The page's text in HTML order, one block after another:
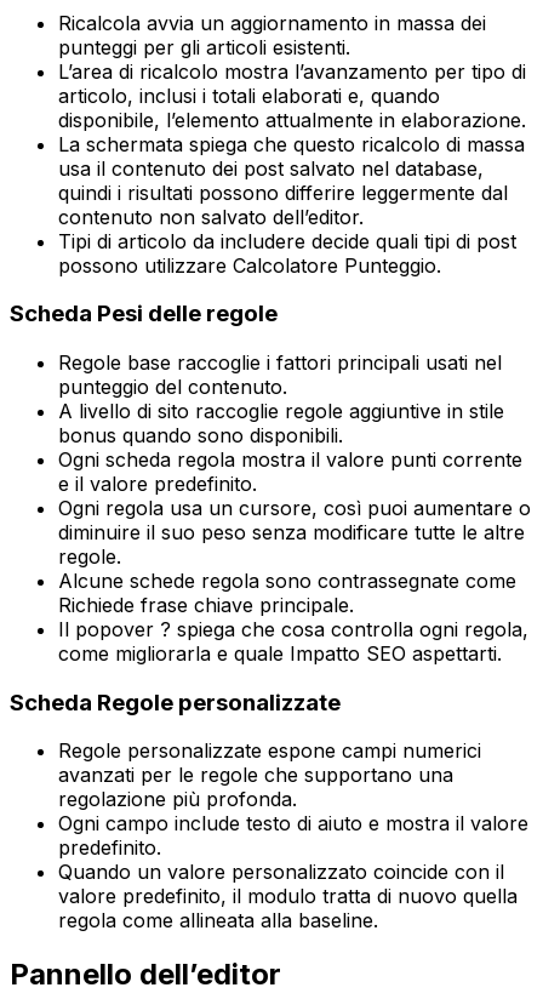
Ricalcola avvia un aggiornamento in massa dei
punteggi per gli articoli esistenti.
L’area di ricalcolo mostra l’avanzamento per tipo di
articolo, inclusi i totali elaborati e, quando
disponibile, l’elemento attualmente in elaborazione.
La schermata spiega che questo ricalcolo di massa
usa il contenuto dei post salvato nel database,
quindi i risultati possono differire leggermente dal
contenuto non salvato dell’editor.
Tipi di articolo da includere decide quali tipi di post
possono utilizzare Calcolatore Punteggio.
Scheda Pesi delle regole
Regole base raccoglie i fattori principali usati nel
punteggio del contenuto.
A livello di sito raccoglie regole aggiuntive in stile
bonus quando sono disponibili.
Ogni scheda regola mostra il valore punti corrente
e il valore predefinito.
Ogni regola usa un cursore, così puoi aumentare o
diminuire il suo peso senza modificare tutte le altre
regole.
Alcune schede regola sono contrassegnate come
Richiede frase chiave principale.
Il popover ? spiega che cosa controlla ogni regola,
come migliorarla e quale Impatto SEO aspettarti.
Scheda Regole personalizzate
Regole personalizzate espone campi numerici
avanzati per le regole che supportano una
regolazione più profonda.
Ogni campo include testo di aiuto e mostra il valore
predefinito.
Quando un valore personalizzato coincide con il
valore predefinito, il modulo tratta di nuovo quella
regola come allineata alla baseline.
Pannello dell’editor